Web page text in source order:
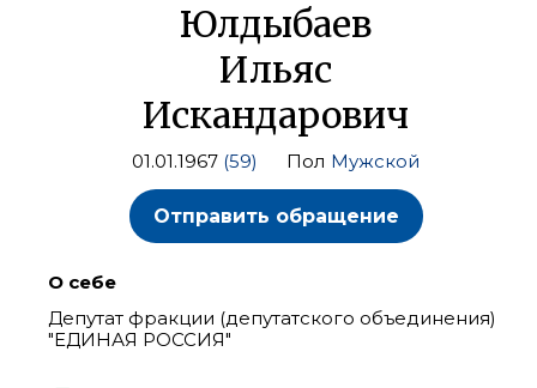
Юлдыбаев
Ильяс
Искандарович
01.01.1967 (59) Пол Мужской
Отправить обращение
О себе
Депутат фракции (депутатского объединения)
"ЕДИНАЯ РОССИЯ"